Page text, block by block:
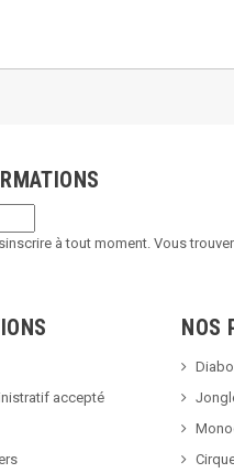
à tout moment. Vous
accepté
NOS